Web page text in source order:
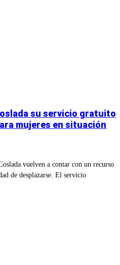
su servicio gratuito
mujeres en situación
vuelven a contar con un recurso
de desplazarse. El servicio